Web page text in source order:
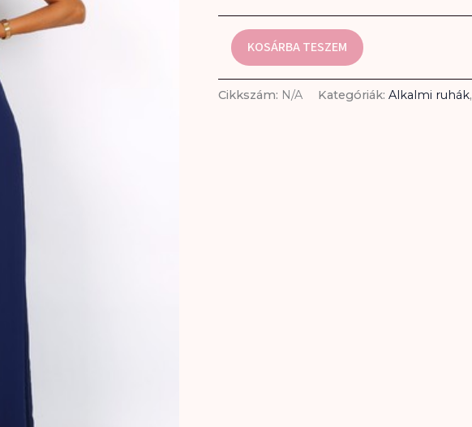
KOSÁRBA TESZEM
Cikkszám: N/A Kategóriák: Alkalmi ruhák,